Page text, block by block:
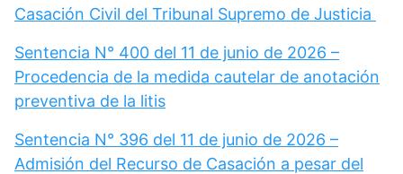
Casación Civil del Tribunal Supremo de Justicia
Sentencia N° 400 del 11 de junio de 2026 –
Procedencia de la medida cautelar de anotación
preventiva de la litis
Sentencia N° 396 del 11 de junio de 2026 –
Admisión del Recurso de Casación a pesar del